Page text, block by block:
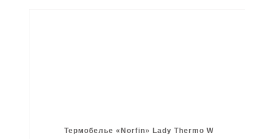
Термобелье «Norfin» Lady Thermo W